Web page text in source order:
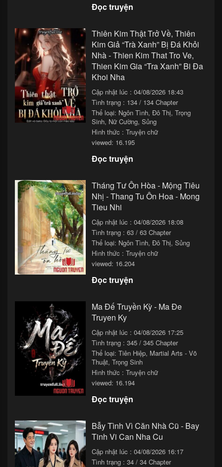
Đọc truyện
Thiên Kim Thật Trở Về, Thiên
Kim Giả “Trà Xanh” Bị Đá Khỏi
Nhà - Thien Kim That Tro Ve,
Thien Kim Gia “Tra Xanh” Bi Đa
Khoi Nha
Cập nhật lúc : 04/08/2026 18:43
Tình trạng : 134 / 134 Chapter
Thể loại: Ngôn Tình, Đô Thị, Trọng
Sinh, Nữ Cường, Sủng
Hình thức : Truyện chữ
viewed: 16.195
Đọc truyện
Tháng Tư Ôn Hòa - Mộng Tiêu
Nhị - Thang Tu Ôn Hoa - Mong
Tieu Nhi
Cập nhật lúc : 04/08/2026 18:08
Tình trạng : 63 / 63 Chapter
Thể loại: Ngôn Tình, Đô Thị, Sủng
Hình thức : Truyện chữ
viewed: 16.204
Đọc truyện
Ma Đế Truyền Kỳ - Ma Đe
Truyen Ky
Cập nhật lúc : 04/08/2026 17:25
Tình trạng : 345 / 345 Chapter
Thể loại: Tiên Hiệp, Martial Arts - Võ
Thuật, Trọng Sinh
Hình thức : Truyện chữ
viewed: 16.194
Đọc truyện
Bẫy Tình Vì Căn Nhà Cũ - Bay
Tinh Vi Can Nha Cu
Cập nhật lúc : 04/08/2026 16:17
Tình trạng : 34 / 34 Chapter